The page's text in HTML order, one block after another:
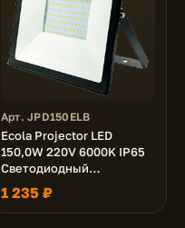
Арт. JPD150ELB
Ecola Projector LED
150,0W 220V 6000K IP65
Светодиодный
Прожектор тонкий
Черный 270x180x35
1 235 ₽